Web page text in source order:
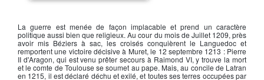
La guerre est menée de façon implacable et prend un caractère
politique aussi bien que religieux. Au cour du mois de Juillet 1209, près
avoir mis Béziers à sac, les croisés conquièrent le Languedoc et
remportent une victoire décisive à Muret, le 12 septembre 1213 : Pierre
II d'Aragon, qui est venu prêter secours à Raimond VI, y trouve la mort
et le comte de Toulouse se soumet au pape. Mais, au concile de Latran
en 1215, il est déclaré déchu et exilé, et toutes ses terres occupées par